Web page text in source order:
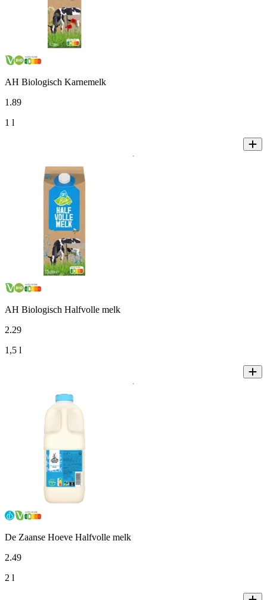
AH Biologisch Karnemelk
1 .89
1 l
AH Biologisch Halfvolle melk
2.29
1,5 l
De Zaanse Hoeve Halfvolle melk
2.49
2 l